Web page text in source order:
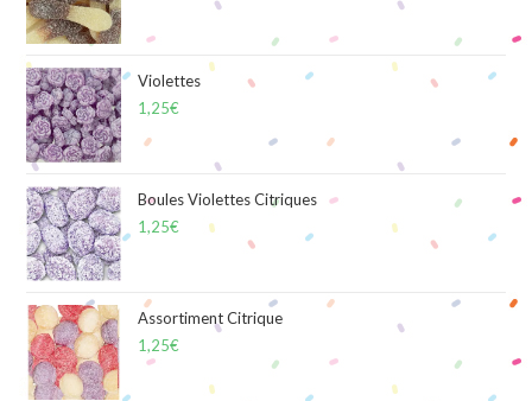
Violettes
1,25€
Boules Violettes Citriques
1,25€
Assortiment Citrique
1,25€